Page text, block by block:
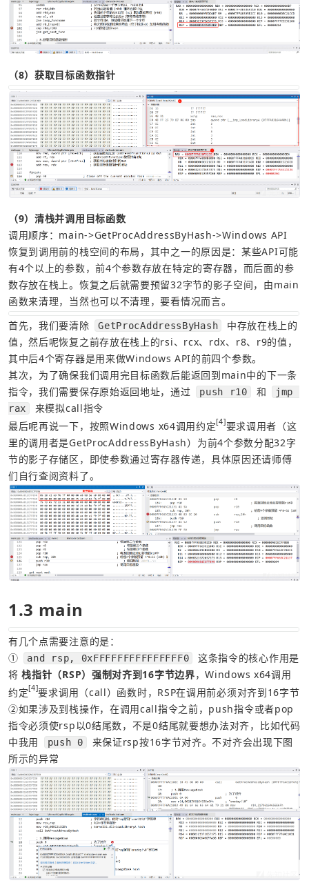
（8）获取目标函数指针
（9）清栈并调用目标函数
调用顺序：main->GetProcAddressByHash->Windows API
恢复到调用前的栈空间的布局，其中之一的原因是：某些API可能
有4个以上的参数，前4个参数存放在特定的寄存器，而后面的参
数存放在栈上。恢复之后就需要预留32字节的影子空间，由main
函数来清理，当然也可以不清理，要看情况而言。
首先，我们要清除
GetProcAddressByHash
中存放在栈上的
值，然后呢恢复之前存放在栈上的rsi、rcx、rdx、r8、r9的值，
其中后4个寄存器是用来做Windows API的前四个参数。
其次，为了确保我们调用完目标函数后能返回到main中的下一条
指令，我们需要保存原始返回地址，通过
push r10 和
jmp
rax
来模拟call指令
最后呢再说一下，按照Windows x64调用约定[4]要求调用者（这
里的调用者是GetProcAddressByHash）为前4个参数分配32字
节的影子存储区，即使参数通过寄存器传递，具体原因还请师傅
们自行查阅资料了。
1.3 main
①
and rsp, 0xFFFFFFFFFFFFFFF0
这条指令的核心作用是
将 栈指针（RSP）强制对齐到16字节边界，Windows x64调用
约定[4]要求调用（call）函数时，RSP在调用前必须对齐到16字节
②如果涉及到栈操作，在调用call指令之前，push指令或者pop
指令必须使rsp以0结尾数，不是0结尾就要想办法对齐，比如代码
中我用
push 0
来保证rsp按16字节对齐。不对齐会出现下图
所示的异常